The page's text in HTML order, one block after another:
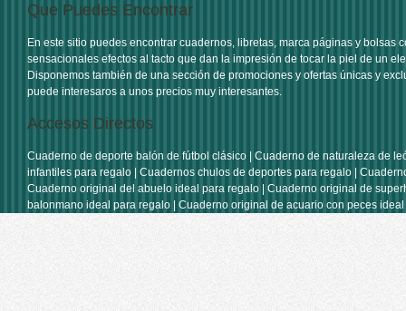
Que Puedes Encontrar
En este sitio puedes encontrar cuadernos, libretas, marca páginas y bolsas
sensacionales efectos al tacto que dan la impresión de tocar la piel de un
Disponemos también de una sección de promociones y ofertas únicas y
puede interesaros a unos precios muy interesantes.
Accesos Directos
Cuaderno de deporte balón de fútbol clásico
Cuaderno de naturaleza de
infantiles para regalo
Cuadernos chulos de deportes para regalo
Cuaderno original del abuelo ideal para regalo
Cuaderno original de
balonmano ideal para regalo
Cuaderno original de acuario con peces